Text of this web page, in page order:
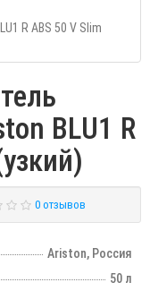
R ABS 50 V Slim
BLU1 R
0 отзывов
Ariston, Россия
50 л